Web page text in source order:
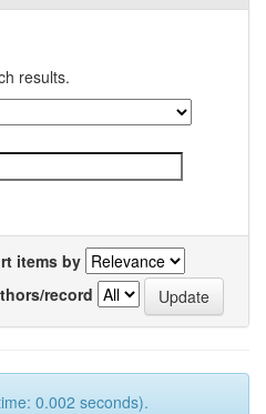
results.
items by
record
0.002 seconds).